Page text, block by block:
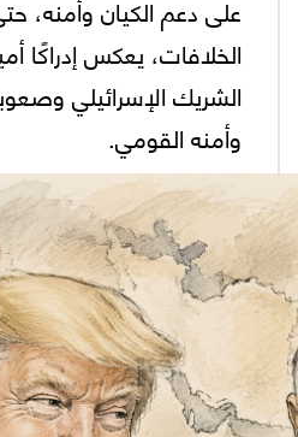
على دعم الكيان وأمنه،
الخلافات، يعكس إدراكًا
الشريك الإسرائيلي
وأمنه القومي.